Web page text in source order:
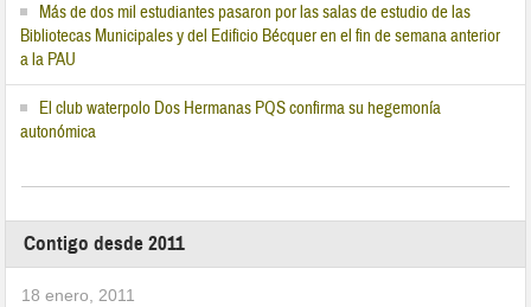
Más de dos mil estudiantes pasaron por las salas de estudio de las
Bibliotecas Municipales y del Edificio Bécquer en el fin de semana anterior
a la PAU
El club waterpolo Dos Hermanas PQS confirma su hegemonía
autonómica
Contigo desde 2011
18 enero, 2011